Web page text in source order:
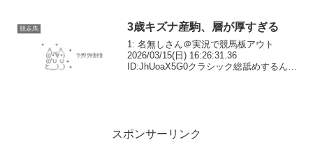
競走馬 3歳キズナ産駒、層が厚すぎる
1: 名無しさん＠実況で競馬板アウト
2026/03/15(日) 16:26:31.36
ID:JhUoaX5G0クラシック総舐めするんじ
スポンサーリンク